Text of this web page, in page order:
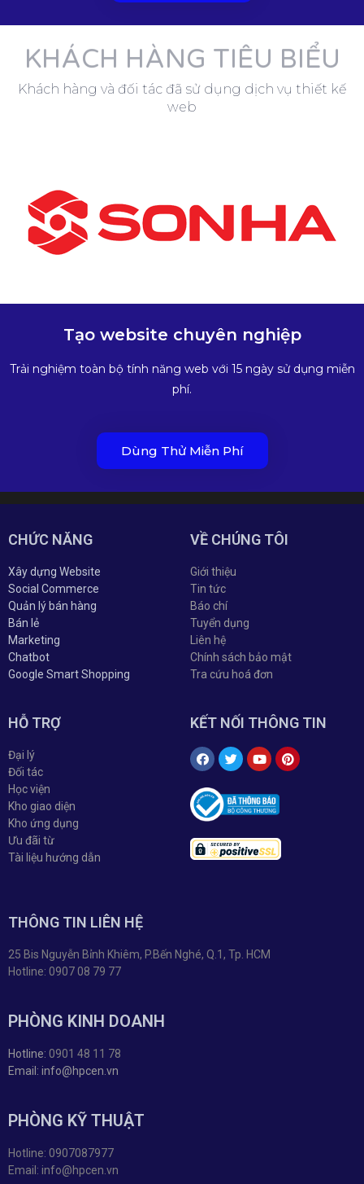
KHÁCH HÀNG TIÊU BIỂU
Khách hàng và đối tác đã sử dụng dịch vụ thiết kế
web
Tạo website chuyên nghiệp
Trải nghiệm toàn bộ tính năng web với 15 ngày sử dụng miễn
phí.
Dùng Thử Miễn Phí
CHỨC NĂNG
Xây dựng Website
Social Commerce
Quản lý bán hàng
Bán lẻ
Marketing
Chatbot
Google Smart Shopping
VỀ CHÚNG TÔI
Giới thiệu
Tin tức
Báo chí
Tuyển dụng
Liên hệ
Chính sách bảo mật
Tra cứu hoá đơn
HỖ TRỢ
Đại lý
Đối tác
Học viện
Kho giao diện
Kho ứng dụng
Ưu đãi từ
Tài liệu hướng dẫn
KẾT NỐI THÔNG TIN
THÔNG TIN LIÊN HỆ
25 Bis Nguyễn Bỉnh Khiêm, P.Bến Nghé, Q.1, Tp. HCM
Hotline: 0907 08 79 77
PHÒNG KINH DOANH
Hotline: 0901 48 11 78
Email: info@hpcen.vn
PHÒNG KỸ THUẬT
Hotline: 0907087977
Email: info@hpcen.vn